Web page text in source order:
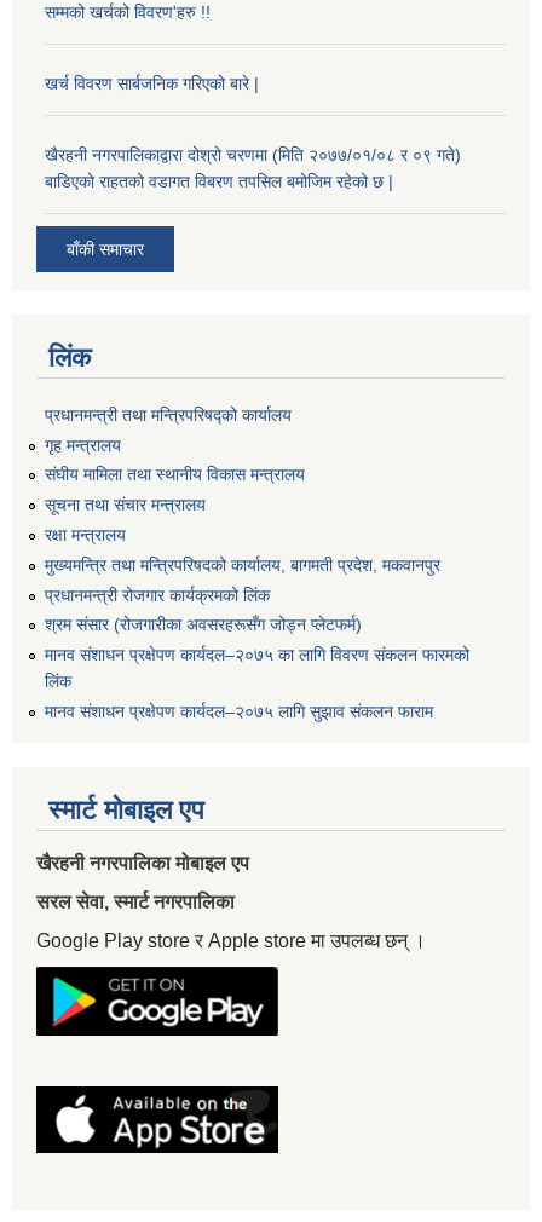
सम्मको खर्चको विवरण'हरु !!
खर्च विवरण सार्बजनिक गरिएको बारे |
खैरहनी नगरपालिकाद्वारा दोश्रो चरणमा (मिति २०७७/०१/०८ र ०९ गते)
बाडिएको राहतको वडागत विबरण तपसिल बमोजिम रहेको छ |
बाँकी समाचार
लिंक
प्रधानमन्त्री तथा मन्त्रिपरिषद्को कार्यालय
गृह मन्त्रालय
संघीय मामिला तथा स्थानीय विकास मन्त्रालय
सूचना तथा संचार मन्त्रालय
रक्षा मन्त्रालय
मुख्यमन्त्रि तथा मन्त्रिपरिषदको कार्यालय, बागमती प्रदेश, मकवानपुर
प्रधानमन्त्री रोजगार कार्यक्रमको लिंक
श्रम संसार (रोजगारीका अवसरहरूसँग जोड्न प्लेटफर्म)
मानव संशाधन प्रक्षेपण कार्यदल–२०७५ का लागि विवरण संकलन फारमको
लिंक
मानव संशाधन प्रक्षेपण कार्यदल–२०७५ लागि सुझाव संकलन फाराम
स्मार्ट मोबाइल एप
खैरहनी नगरपालिका मोबाइल एप
सरल सेवा, स्मार्ट नगरपालिका
Google Play store र Apple store मा उपलब्ध छन् ।